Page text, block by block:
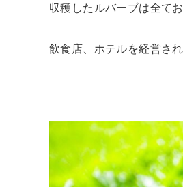
収穫したルバーブは全て
飲食店、ホテルを経営さ